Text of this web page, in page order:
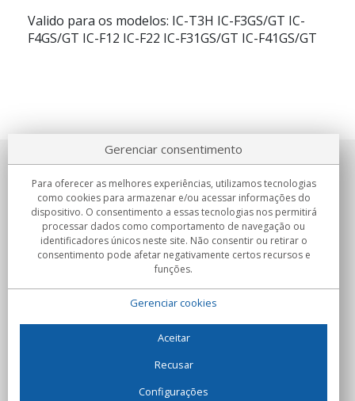
Valido para os modelos: IC-T3H IC-F3GS/GT IC-
F4GS/GT IC-F12 IC-F22 IC-F31GS/GT IC-F41GS/GT
Sobre nosotros
Compromissos
Compras
C/Flassaders, 13, Nave 6, 08130 Santa Perpètua de Mogoda
Gerenciar consentimento
Para oferecer as melhores experiências, utilizamos tecnologias
como cookies para armazenar e/ou acessar informações do
dispositivo. O consentimento a essas tecnologias nos permitirá
processar dados como comportamento de navegação ou
identificadores únicos neste site. Não consentir ou retirar o
consentimento pode afetar negativamente certos recursos e
funções.
Gerenciar cookies
Aceitar
Recusar
Configurações